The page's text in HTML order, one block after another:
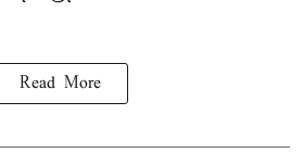
Read More